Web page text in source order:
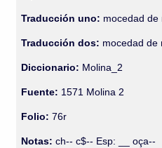
Traducción uno: mocedad de
Traducción dos: mocedad de
Diccionario: Molina_2
Fuente: 1571 Molina 2
Folio: 76r
Notas: ch-- c$-- Esp: __ oça--